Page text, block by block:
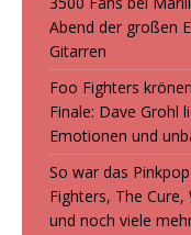
Abend der großen
Gitarren
Foo Fighters
Finale: Dave Grohl
Emotionen und
So war das
Fighters, The
und noch viele